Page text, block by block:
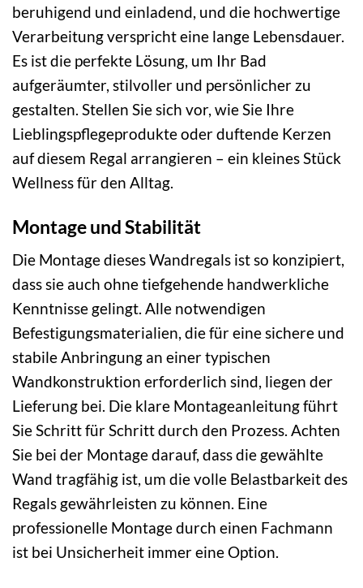
beruhigend und einladend, und die hochwertige
Verarbeitung verspricht eine lange Lebensdauer.
Es ist die perfekte Lösung, um Ihr Bad
aufgeräumter, stilvoller und persönlicher zu
gestalten. Stellen Sie sich vor, wie Sie Ihre
Lieblingspflegeprodukte oder duftende Kerzen
auf diesem Regal arrangieren – ein kleines Stück
Wellness für den Alltag.
Montage und Stabilität
Die Montage dieses Wandregals ist so konzipiert,
dass sie auch ohne tiefgehende handwerkliche
Kenntnisse gelingt. Alle notwendigen
Befestigungsmaterialien, die für eine sichere und
stabile Anbringung an einer typischen
Wandkonstruktion erforderlich sind, liegen der
Lieferung bei. Die klare Montageanleitung führt
Sie Schritt für Schritt durch den Prozess. Achten
Sie bei der Montage darauf, dass die gewählte
Wand tragfähig ist, um die volle Belastbarkeit des
Regals gewährleisten zu können. Eine
professionelle Montage durch einen Fachmann
ist bei Unsicherheit immer eine Option.